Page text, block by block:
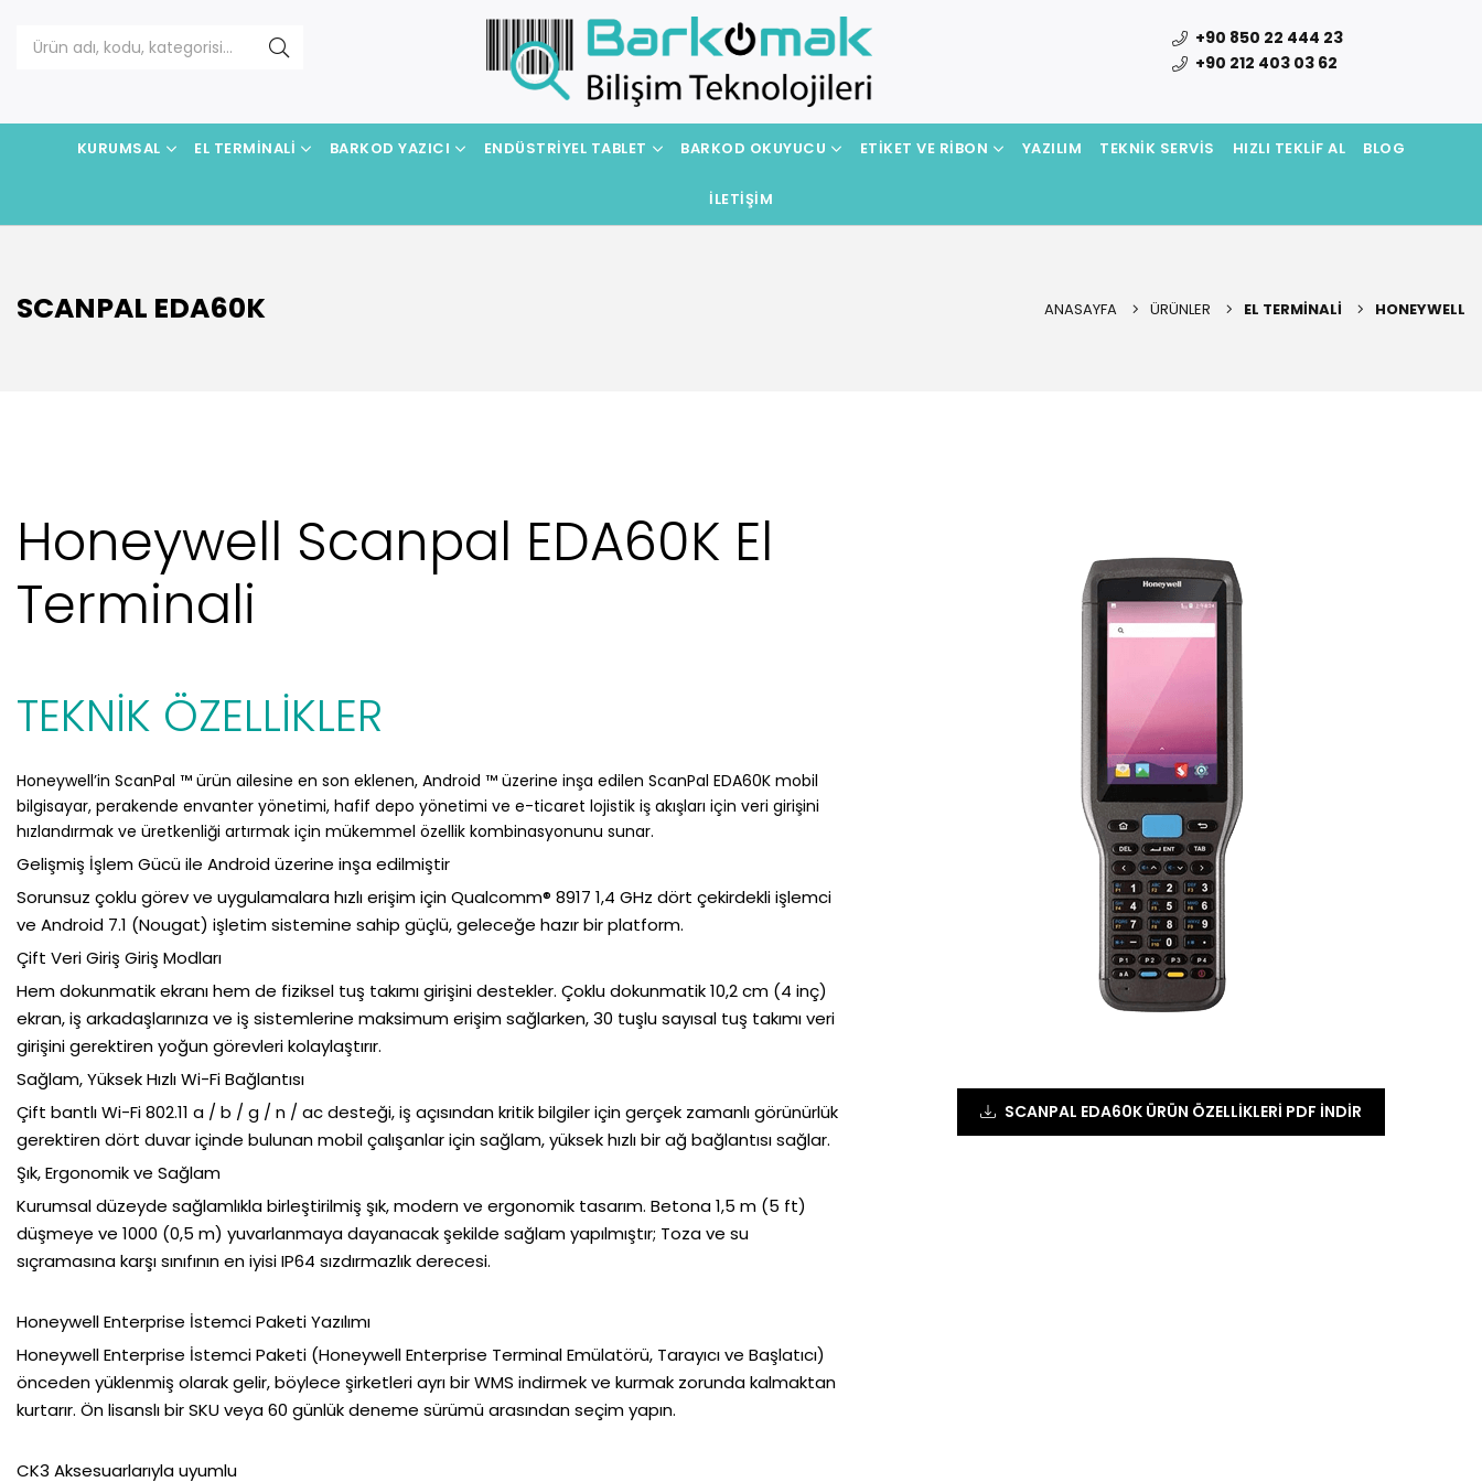
+90 850 22 444 23
+90 212 403 03 62
KURUMSAL EL TERMINALI BARKOD YAZICI ENDÜSTRIYEL TABLET BARKOD OKUYUCU ETIKET VE RIBON YAZILIM TEKNIK SERVIS HIZLI TEKLIF AL BLOG
İLETIŞIM
SCANPAL EDA60K ANASAYFA ÜRÜNLER EL TERMINALI HONEYWELL
Honeywell Scanpal EDA60K El
Terminali
TEKNİK ÖZELLİKLER
Honeywell’in ScanPal ™ ürün ailesine en son eklenen, Android ™ üzerine inşa edilen ScanPal EDA60K mobil
bilgisayar, perakende envanter yönetimi, hafif depo yönetimi ve e-ticaret lojistik iş akışları için veri girişini
hızlandırmak ve üretkenliği artırmak için mükemmel özellik kombinasyonunu sunar.
Gelişmiş İşlem Gücü ile Android üzerine inşa edilmiştir
Sorunsuz çoklu görev ve uygulamalara hızlı erişim için Qualcomm® 8917 1,4 GHz dört çekirdekli işlemci
ve Android 7.1 (Nougat) işletim sistemine sahip güçlü, geleceğe hazır bir platform.
Çift Veri Giriş Giriş Modları
Hem dokunmatik ekranı hem de fiziksel tuş takımı girişini destekler. Çoklu dokunmatik 10,2 cm (4 inç)
ekran, iş arkadaşlarınıza ve iş sistemlerine maksimum erişim sağlarken, 30 tuşlu sayısal tuş takımı veri
girişini gerektiren yoğun görevleri kolaylaştırır.
Sağlam, Yüksek Hızlı Wi-Fi Bağlantısı
Çift bantlı Wi-Fi 802.11 a / b / g / n / ac desteği, iş açısından kritik bilgiler için gerçek zamanlı görünürlük
gerektiren dört duvar içinde bulunan mobil çalışanlar için sağlam, yüksek hızlı bir ağ bağlantısı sağlar.
Şık, Ergonomik ve Sağlam
Kurumsal düzeyde sağlamlıkla birleştirilmiş şık, modern ve ergonomik tasarım. Betona 1,5 m (5 ft)
düşmeye ve 1000 (0,5 m) yuvarlanmaya dayanacak şekilde sağlam yapılmıştır; Toza ve su
sıçramasına karşı sınıfının en iyisi IP64 sızdırmazlık derecesi.
Honeywell Enterprise İstemci Paketi Yazılımı
Honeywell Enterprise İstemci Paketi (Honeywell Enterprise Terminal Emülatörü, Tarayıcı ve Başlatıcı)
önceden yüklenmiş olarak gelir, böylece şirketleri ayrı bir WMS indirmek ve kurmak zorunda kalmaktan
kurtarır. Ön lisanslı bir SKU veya 60 günlük deneme sürümü arasından seçim yapın.
CK3 Aksesuarlarıyla uyumlu
SCANPAL EDA60K ÜRÜN ÖZELLIKLERI PDF İNDIR